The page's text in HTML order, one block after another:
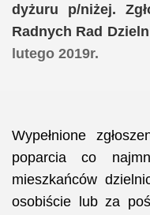
dyżuru p/niżej.
Radnych Rad
lutego 2019r.
Wypełnione
poparcia co
mieszkańców
osobiście lub za